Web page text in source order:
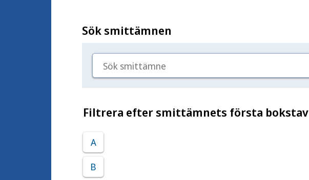
Sök smittämnen
Sök smittämne
Filtrera efter smittämnets första bokstav
A
B